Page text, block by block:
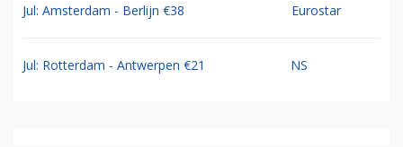
Jul: Amsterdam - Berlijn €38 Eurostar
Jul: Rotterdam - Antwerpen €21 NS